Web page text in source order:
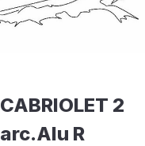
CABRIOLET 2
arc.Alu R